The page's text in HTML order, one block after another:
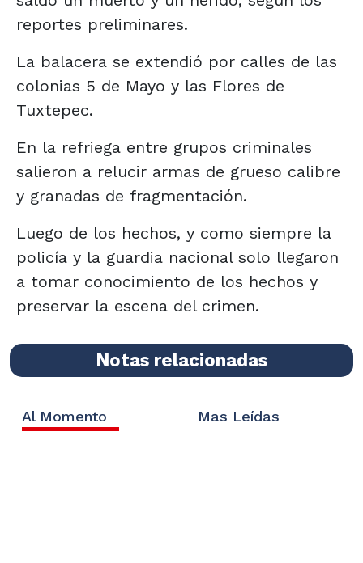
reportes preliminares.
La balacera se extendió por calles de las
colonias 5 de Mayo y las Flores de
Tuxtepec.
En la refriega entre grupos criminales
salieron a relucir armas de grueso calibre
y granadas de fragmentación.
Luego de los hechos, y como siempre la
policía y la guardia nacional solo llegaron
a tomar conocimiento de los hechos y
preservar la escena del crimen.
Notas relacionadas
Al Momento Mas Leídas